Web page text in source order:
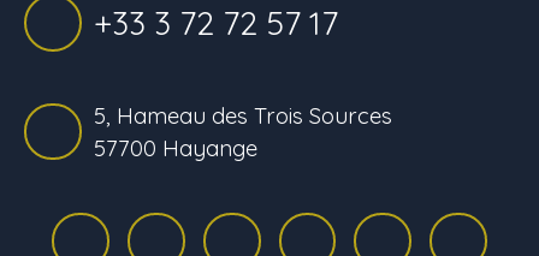
+33 3 72 72 57 17
5, Hameau des Trois Sources
57700 Hayange